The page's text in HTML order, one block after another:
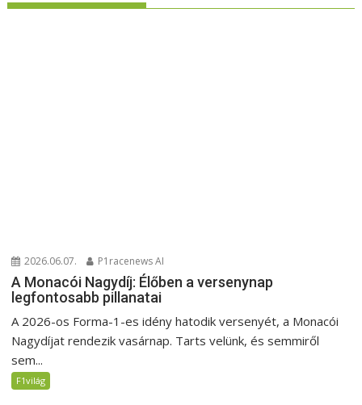
2026.06.07. P1racenews AI
A Monacói Nagydíj: Élőben a versenynap
legfontosabb pillanatai
A 2026-os Forma-1-es idény hatodik versenyét, a Monacói
Nagydíjat rendezik vasárnap. Tarts velünk, és semmiről
sem...
F1világ